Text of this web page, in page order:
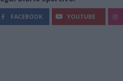
FACEBOOK YOUTUBE